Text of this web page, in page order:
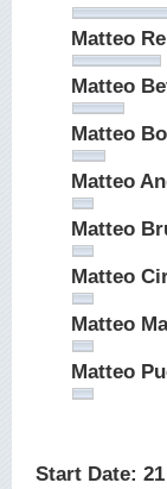
Matteo
Matteo
Matteo
Matteo
Matteo
Matteo
Matteo
Matteo
Start Date: